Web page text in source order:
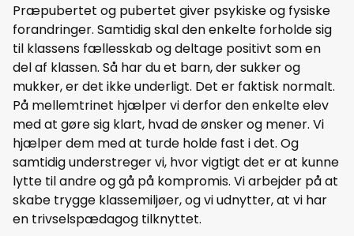
Præpubertet og pubertet giver psykiske og fysiske
forandringer. Samtidig skal den enkelte forholde sig
til klassens fællesskab og deltage positivt som en
del af klassen. Så har du et barn, der sukker og
mukker, er det ikke underligt. Det er faktisk normalt.
På mellemtrinet hjælper vi derfor den enkelte elev
med at gøre sig klart, hvad de ønsker og mener. Vi
hjælper dem med at turde holde fast i det. Og
samtidig understreger vi, hvor vigtigt det er at kunne
lytte til andre og gå på kompromis. Vi arbejder på at
skabe trygge klassemiljøer, og vi udnytter, at vi har
en trivselspædagog tilknyttet.